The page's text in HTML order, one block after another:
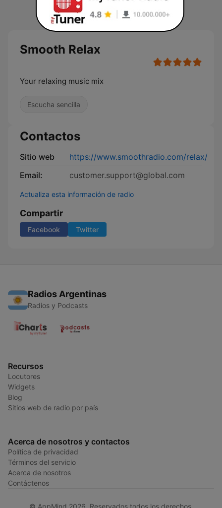
Smooth Relax
Your relaxing music mix
Escucha sencilla
Contactos
Sitio web
https://www.smoothradio.com/relax/
Email:
customer.support@global.com
Actualiza esta información de radio
Compartir
Facebook Twitter
Radios Argentinas
Radios y Podcasts
Recursos
Locutores
Widgets
Blog
Sitios web de radio por país
Acerca de nosotros y contactos
Política de privacidad
Términos del servicio
Acerca de nosotros
Contáctenos
© AppMind 2026. Reservados todos los derechos.